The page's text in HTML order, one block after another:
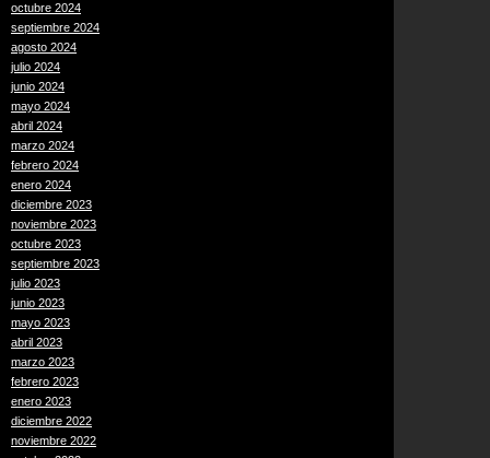
octubre 2024
septiembre 2024
agosto 2024
julio 2024
junio 2024
mayo 2024
abril 2024
marzo 2024
febrero 2024
enero 2024
diciembre 2023
noviembre 2023
octubre 2023
septiembre 2023
julio 2023
junio 2023
mayo 2023
abril 2023
marzo 2023
febrero 2023
enero 2023
diciembre 2022
noviembre 2022